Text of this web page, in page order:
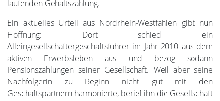
laufenden Gehaltszahlung.
Ein aktuelles Urteil aus Nordrhein-Westfahlen gibt nun
Hoffnung: Dort schied ein
Alleingesellschaftergeschäftsführer im Jahr 2010 aus dem
aktiven Erwerbsleben aus und bezog sodann
Pensionszahlungen seiner Gesellschaft. Weil aber seine
Nachfolgerin zu Beginn nicht gut mit den
Geschäftspartnern harmonierte, berief ihn die Gesellschaft